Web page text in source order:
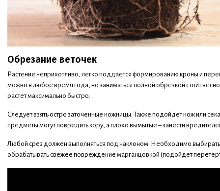
Обрезание веточек
Растение неприхотливо, легко поддается формированию кроны и
можно в любое время года, но заниматься полной обрезкой стоит
растет максимально быстро.
Следует взять остро заточенные ножницы. Также подойдет нож или
предметы могут повредить кору, а плохо вымытые – занести
Любой срез должен выполняться под наклоном. Необходимо
обрабатывать свежее повреждение марганцовкой (подойдет